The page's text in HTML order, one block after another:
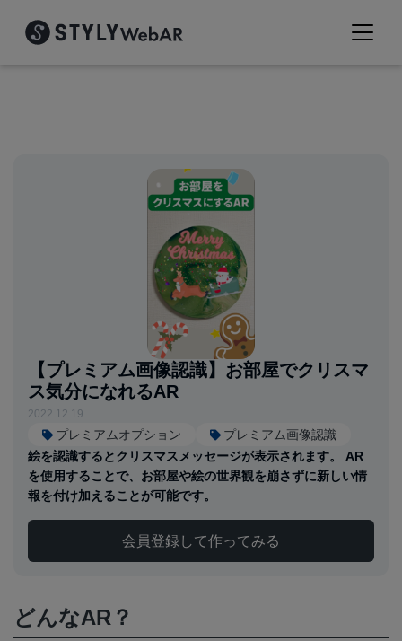
【プレミアム画像認識】お部屋でクリスマ
ス気分になれるAR
2022.12.19
プレミアムオプション
プレミアム画像認識
絵を認識するとクリスマスメッセージが表示されます。 AR
を使用することで、お部屋や絵の世界観を崩さずに新しい情
報を付け加えることが可能です。
会員登録して作ってみる
どんなAR？